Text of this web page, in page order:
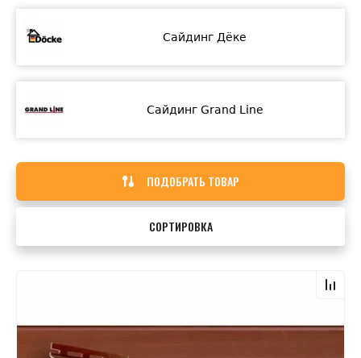
Сайдинг Дёке
Сайдинг Grand Line
ПОДОБРАТЬ ТОВАР
СОРТИРОВКА